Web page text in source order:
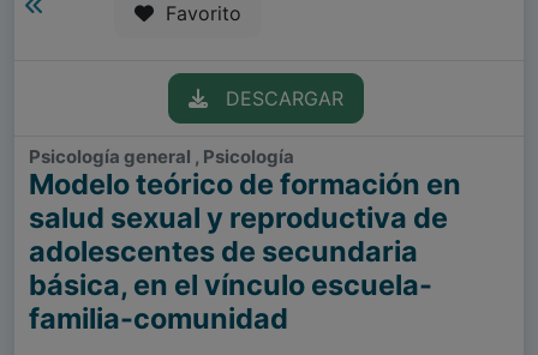
Favorito
DESCARGAR
Psicología general , Psicología
Modelo teórico de formación en
salud sexual y reproductiva de
adolescentes de secundaria
básica, en el vínculo escuela-
familia-comunidad